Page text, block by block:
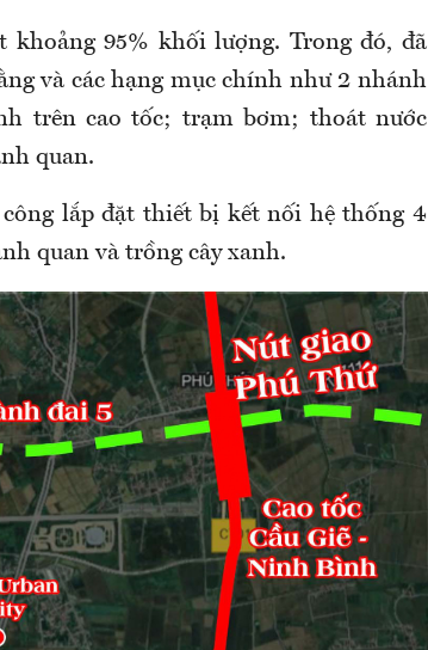
khoảng 95% khối lượng. Trong đó, đã
và các hạng mục chính như 2 nhánh
trên cao tốc; trạm bơm; thoát nước
quan.
lắp đặt thiết bị kết nối hệ thống 4
quan và trồng cây xanh.